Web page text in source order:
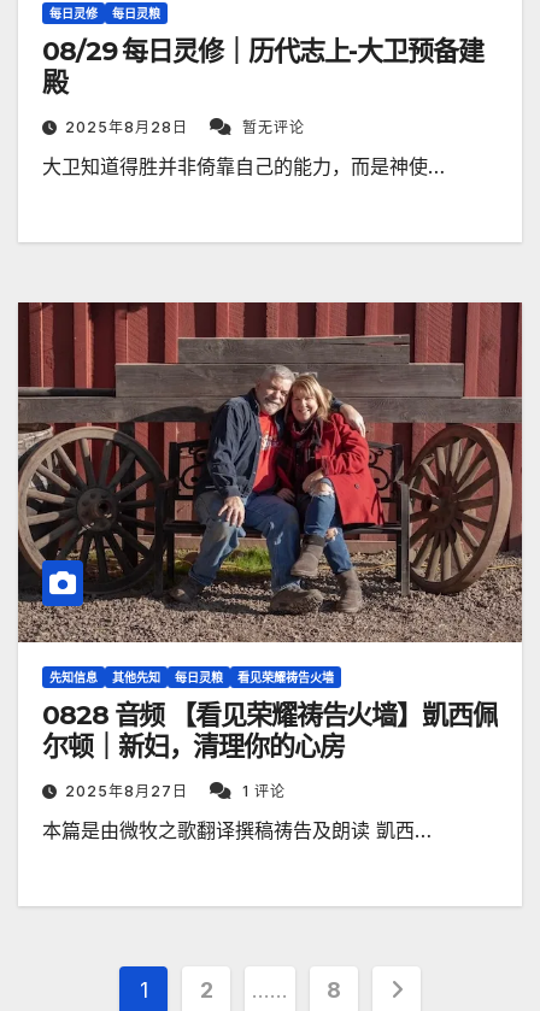
每日灵修 每日灵粮
08/29 每日灵修｜历代志上-大卫预备建
殿
2025年8月28日 暂无评论
大卫知道得胜并非倚靠自己的能力，而是神使…
先知信息 其他先知 每日灵粮 看见荣耀祷告火墙
0828 音频 【看见荣耀祷告火墙】凱西佩
尔顿｜新妇，清理你的心房
2025年8月27日 1 评论
本篇是由微牧之歌翻译撰稿祷告及朗读 凱西…
文
1 2 …… 8